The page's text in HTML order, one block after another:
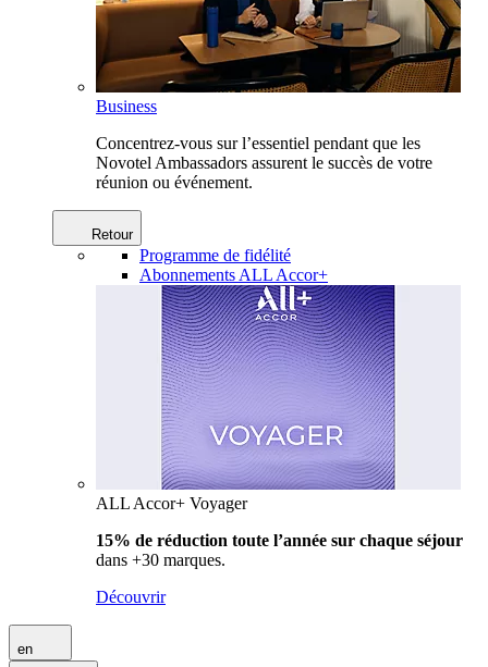
Business
Concentrez-vous sur l’essentiel pendant que les
Novotel Ambassadors assurent le succès de votre
réunion ou événement.
Retour
Programme de fidélité
Abonnements ALL Accor+
ALL Accor+ Voyager
15% de réduction toute l’année sur chaque séjour
dans +30 marques.
Découvrir
en